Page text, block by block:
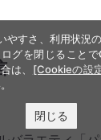
やすさ、利用状況
グを閉じること
は、 [Cookieの設
閉じる